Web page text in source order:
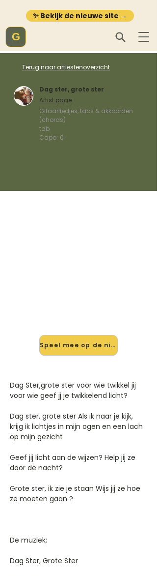
✨ Bekijk de nieuwe site →
G
Terug naar artiestenoverzicht
Dag ster, grote ster
Artist page
Gitaarliedjes, tabs & akkoorden
(chords)
tab
Capo: 0
Speel mee op de nieuwe site →
Dag Ster,grote ster voor wie twikkel jij
voor wie geef jj je twikkelend licht?
Dag ster, grote ster Als ik naar je kijk,
krijg ik lichtjes in mijn ogen en een lach
op mijn gezicht
Geef jij licht aan de wijzen? Help jij ze
door de nacht?
Grote ster, ik zie je staan Wijs jij ze hoe
ze moeten gaan ?
De muziek;
Dag Ster, Grote Ster